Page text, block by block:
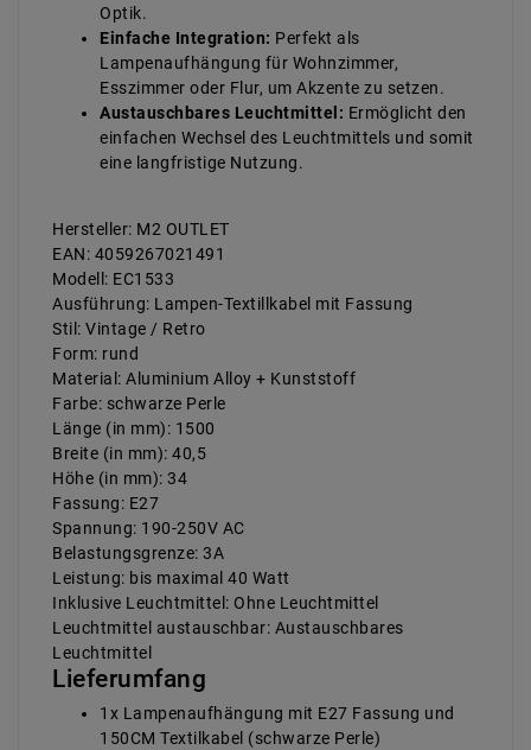
Optik.
Einfache Integration: Perfekt als
Lampenaufhängung für Wohnzimmer,
Esszimmer oder Flur, um Akzente zu setzen.
Austauschbares Leuchtmittel: Ermöglicht den
einfachen Wechsel des Leuchtmittels und somit
eine langfristige Nutzung.
Hersteller: M2 OUTLET
EAN: 4059267021491
Modell: EC1533
Ausführung: Lampen-Textillkabel mit Fassung
Stil: Vintage / Retro
Form: rund
Material: Aluminium Alloy + Kunststoff
Farbe: schwarze Perle
Länge (in mm): 1500
Breite (in mm): 40,5
Höhe (in mm): 34
Fassung: E27
Spannung: 190-250V AC
Belastungsgrenze: 3A
Leistung: bis maximal 40 Watt
Inklusive Leuchtmittel: Ohne Leuchtmittel
Leuchtmittel austauschbar: Austauschbares
Leuchtmittel
Lieferumfang
1x Lampenaufhängung mit E27 Fassung und
150CM Textilkabel (schwarze Perle)